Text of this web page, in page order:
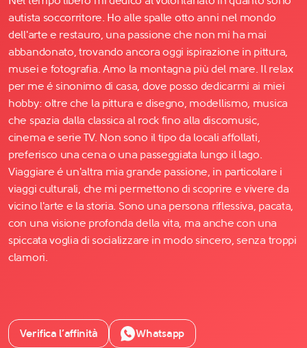
autista soccorritore. Ho alle spalle otto anni nel mondo
dell'arte e restauro, una passione che non mi ha mai
abbandonato, trovando ancora oggi ispirazione in pittura,
musei e fotografia. Amo la montagna più del mare. Il relax
per me é sinonimo di casa, dove posso dedicarmi ai miei
hobby: oltre che la pittura e disegno, modellismo, musica
che spazia dalla classica al rock fino alla discomusic,
cinema e serie TV. Non sono il tipo da locali affollati,
preferisco una cena o una passeggiata lungo il lago.
Viaggiare é un'altra mia grande passione, in particolare i
viaggi culturali, che mi permettono di scoprire e vivere da
vicino l'arte e la storia. Sono una persona riflessiva, pacata,
con una visione profonda della vita, ma anche con una
spiccata voglia di socializzare in modo sincero, senza troppi
clamori.
Verifica l’affinità Whatsapp